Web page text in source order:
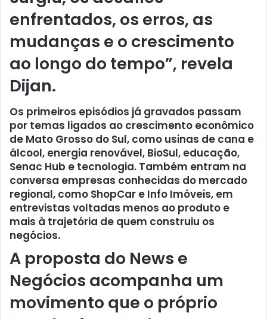
enfrentados, os erros, as
mudanças e o crescimento
ao longo do tempo”, revela
Dijan.
Os primeiros episódios já gravados passam
por temas ligados ao crescimento econômico
de Mato Grosso do Sul, como usinas de cana e
álcool, energia renovável, BioSul, educação,
Senac Hub e tecnologia. Também entram na
conversa empresas conhecidas do mercado
regional, como ShopCar e Info Imóveis, em
entrevistas voltadas menos ao produto e
mais à trajetória de quem construiu os
negócios.
A proposta do News e
Negócios acompanha um
movimento que o próprio